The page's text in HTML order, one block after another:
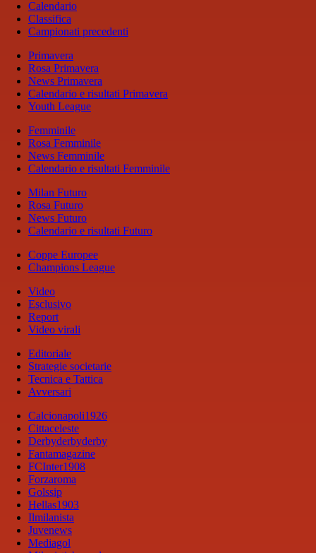
Calendario
Classifica
Campionati precedenti
Primavera
Rosa Primavera
News Primavera
Calendario e risultati Primavera
Youth League
Femminile
Rosa Femminile
News Femminile
Calendario e risultati Femminile
Milan Futuro
Rosa Futuro
News Futuro
Calendario e risultati Futuro
Coppe Europee
Champions League
Video
Esclusivo
Report
Video virali
Editoriale
Strategie societarie
Tecnica e Tattica
Avversari
Calcionapoli1926
Cittaceleste
Derbyderbyderby
Fantamagazine
FCInter1908
Forzaroma
Golssip
Hellas1903
Ilmilanista
Juvenews
Mediagol